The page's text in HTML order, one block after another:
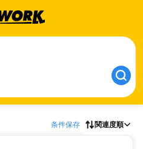
条件保存 関連度順